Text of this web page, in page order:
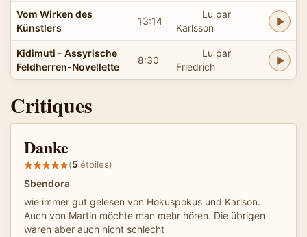
Vom Wirken des
Künstlers
13:14
Lu par
Karlsson
Kidimuti - Assyrische
Feldherren-Novellette
8:30
Lu par
Friedrich
Critiques
Danke
(5 étoiles)
Sbendora
wie immer gut gelesen von Hokuspokus und Karlson.
Auch von Martin möchte man mehr hören. Die übrigen
waren aber auch nicht schlecht